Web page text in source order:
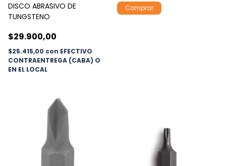
DISCO ABRASIVO DE
TUNGSTENO
$29.900,00
$25.415,00 con EFECTIVO
CONTRAENTREGA (CABA) O
EN EL LOCAL